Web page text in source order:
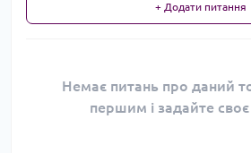
+ Додати питання
Немає питань про даний
першим і задайте